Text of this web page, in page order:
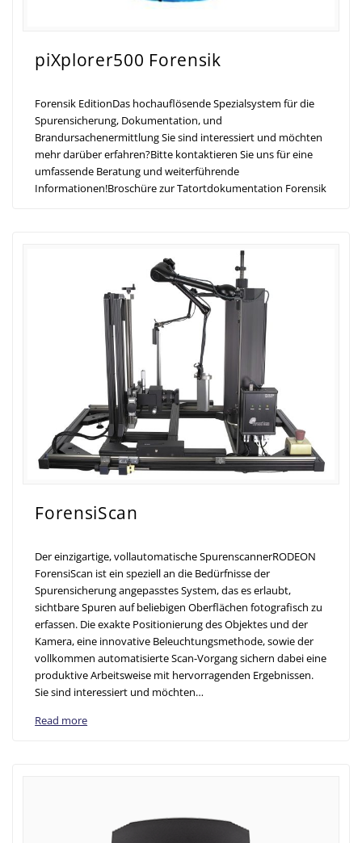
piXplorer500 Forensik
Forensik EditionDas hochauflösende Spezialsystem für die
Spurensicherung, Dokumentation, und
Brandursachenermittlung Sie sind interessiert und möchten
mehr darüber erfahren?Bitte kontaktieren Sie uns für eine
umfassende Beratung und weiterführende
Informationen!Broschüre zur Tatortdokumentation Forensik
ForensiScan
Der einzigartige, vollautomatische SpurenscannerRODEON
ForensiScan ist ein speziell an die Bedürfnisse der
Spurensicherung angepasstes System, das es erlaubt,
sichtbare Spuren auf beliebigen Oberflächen fotografisch zu
erfassen. Die exakte Positionierung des Objektes und der
Kamera, eine innovative Beleuchtungsmethode, sowie der
vollkommen automatisierte Scan-Vorgang sichern dabei eine
produktive Arbeitsweise mit hervorragenden Ergebnissen.
Sie sind interessiert und möchten…
Read more